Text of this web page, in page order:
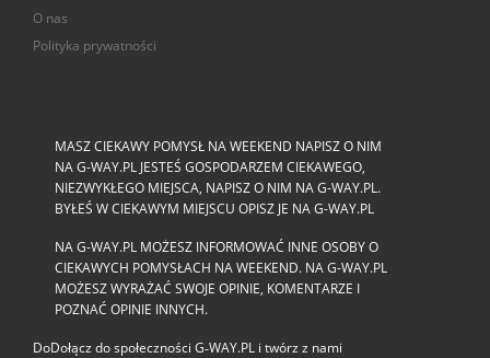
O nas
Polityka prywatności
MASZ CIEKAWY POMYSŁ NA WEEKEND NAPISZ O NIM
NA G-WAY.PL JESTEŚ GOSPODARZEM CIEKAWEGO,
NIEZWYKŁEGO MIEJSCA, NAPISZ O NIM NA G-WAY.PL.
BYŁEŚ W CIEKAWYM MIEJSCU OPISZ JE NA G-WAY.PL
NA G-WAY.PL MOŻESZ INFORMOWAĆ INNE OSOBY O
CIEKAWYCH POMYSŁACH NA WEEKEND. NA G-WAY.PL
MOŻESZ WYRAŻAĆ SWOJE OPINIE, KOMENTARZE I
POZNAĆ OPINIE INNYCH.
DoDołącz do społeczności G‑WAY.PL i twórz z nami